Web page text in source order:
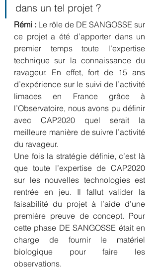
dans un tel projet ?
Rémi : Le rôle de DE SANGOSSE sur
ce projet a été d’apporter dans un
premier temps toute l’expertise
technique sur la connaissance du
ravageur. En effet, fort de 15 ans
d’expérience sur le suivi de l’activité
limaces en France grâce à
l’Observatoire, nous avons pu définir
avec CAP2020 quel serait la
meilleure manière de suivre l’activité
du ravageur.
Une fois la stratégie définie, c’est là
que toute l’expertise de CAP2020
sur les nouvelles technologies est
rentrée en jeu. Il fallut valider la
faisabilité du projet à l’aide d’une
première preuve de concept. Pour
cette phase DE SANGOSSE était en
charge de fournir le matériel
biologique pour faire les
observations.